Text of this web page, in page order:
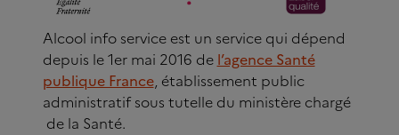
Alcool info service est un service qui dépend
depuis le 1er mai 2016 de l’agence Santé
publique France, établissement public
administratif sous tutelle du ministère chargé
de la Santé.